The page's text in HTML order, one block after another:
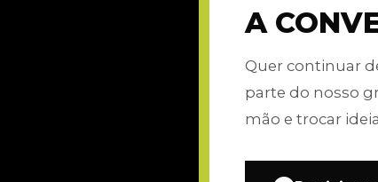
A
Quer continuar
parte do nosso
mão e trocar